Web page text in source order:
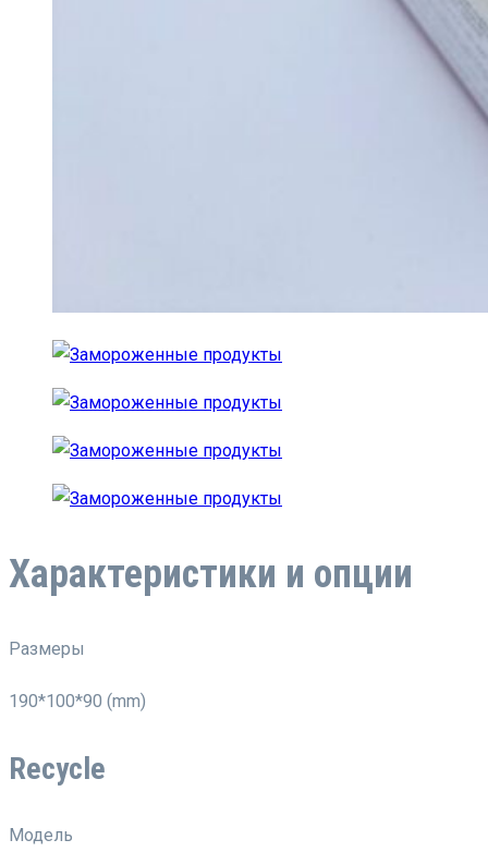
Характеристики и опции
Размеры
190*100*90 (mm)
Recycle
Модель